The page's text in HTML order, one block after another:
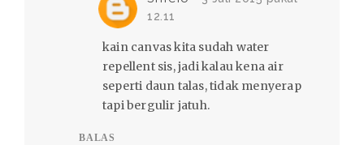
12.11
kain canvas kita sudah water
repellent sis, jadi kalau kena air
seperti daun talas, tidak menyerap
tapi bergulir jatuh.
BALAS